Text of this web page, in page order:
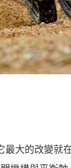
最大的改變就